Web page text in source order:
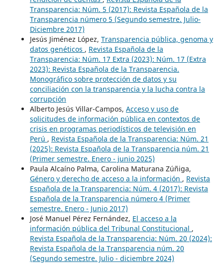
Transparencia: Núm. 5 (2017): Revista Española de la
Transparencia número 5 (Segundo semestre. Julio-
Diciembre 2017)
Jesús Jiménez López, Transparencia pública, genoma y
datos genéticos , Revista Española de la
Transparencia: Núm. 17 Extra (2023): Núm. 17 (Extra
2023): Revista Española de la Transparencia.
Monográfico sobre protección de datos y su
conciliación con la transparencia y la lucha contra la
corrupción
Alberto Jesús Villar-Campos, Acceso y uso de
solicitudes de información pública en contextos de
crisis en programas periodísticos de televisión en
Perú , Revista Española de la Transparencia: Núm. 21
(2025): Revista Española de la Transparencia núm. 21
(Primer semestre. Enero - junio 2025)
Paula Alcaíno Palma, Carolina Maturana Zúñiga,
Género y derecho de acceso a la información , Revista
Española de la Transparencia: Núm. 4 (2017): Revista
Española de la Transparencia número 4 (Primer
semestre. Enero - Junio 2017)
José Manuel Pérez Fernández, El acceso a la
información pública del Tribunal Constitucional ,
Revista Española de la Transparencia: Núm. 20 (2024):
Revista Española de la Transparencia núm. 20
(Segundo semestre. Julio - diciembre 2024)